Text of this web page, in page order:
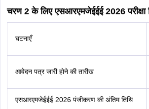
चरण 2 के लिए एसआरएमजेईईई 2026 परीक्षा
घटनाएँ
आवेदन पत्र जारी होने की तारीख
एसआरएमजेईईई 2026 पंजीकरण की अंतिम तिथि